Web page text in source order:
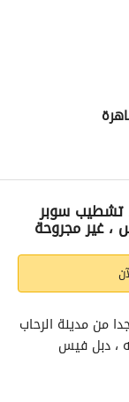
رهن عقاري
الاول ، تشطيب سوبر
، دبل فيس